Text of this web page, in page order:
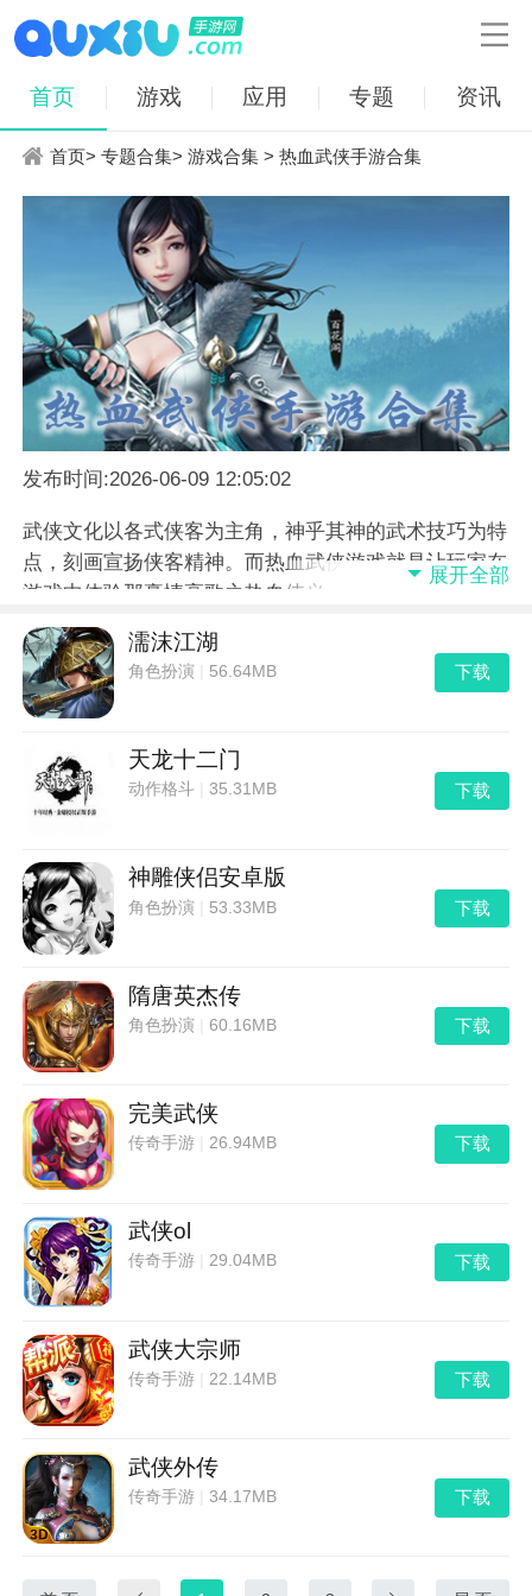

首页 游戏 应用 专题 资讯
首页>专题合集>游戏合集 > 热血武侠手游合集
发布时间:2026-06-09 12:05:02
武侠文化以各式侠客为主角，神乎其神的武术技巧为特
点，刻画宣扬侠客精神。而热血武侠游戏就是让玩家在
游戏中体验那豪情高歌之热血侠义。喜欢热血武侠类游
戏的不要错过，快来看看吧！
展开全部
濡沫江湖
角色扮演 56.64MB 下载
天龙十二门
动作格斗 |35.31MB 下载
神雕侠侣安卓版
角色扮演 53.33MB 下载
隋唐英杰传
角色扮演 |60.16MB 下载
完美武侠
传奇手游 |26.94MB 下载
武侠ol
传奇手游 |29.04MB 下载
武侠大宗师
传奇手游 22.14MB 下载
武侠外传
传奇手游 |34.17MB 下载